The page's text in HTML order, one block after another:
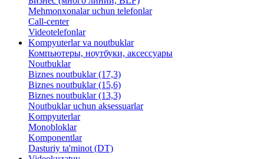
​Mehmonxonalar uchun telefonlar
Call-center
​Videotelefonlar
Kompyuterlar va noutbuklar
Компьютеры, ноутбуки, аксессуары
Noutbuklar
Biznes noutbuklar (17,3)
Biznes noutbuklar (15,6)
Biznes noutbuklar (13,3)
Noutbuklar uchun aksessuarlar
Kompyuterlar
Monobloklar
Komponentlar
Dasturiy ta'minot (DT)